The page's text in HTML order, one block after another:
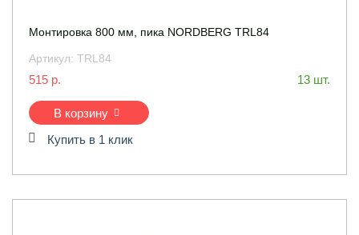
Монтировка 800 мм, пика NORDBERG TRL84
Артикул: TRL84
515 р. 13 шт.
В корзину
Купить в 1 клик